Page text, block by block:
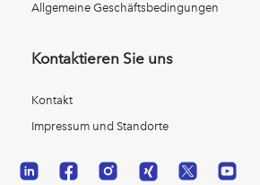
Allgemeine Geschäftsbedingungen
Kontaktieren Sie uns
Kontakt
Impressum und Standorte